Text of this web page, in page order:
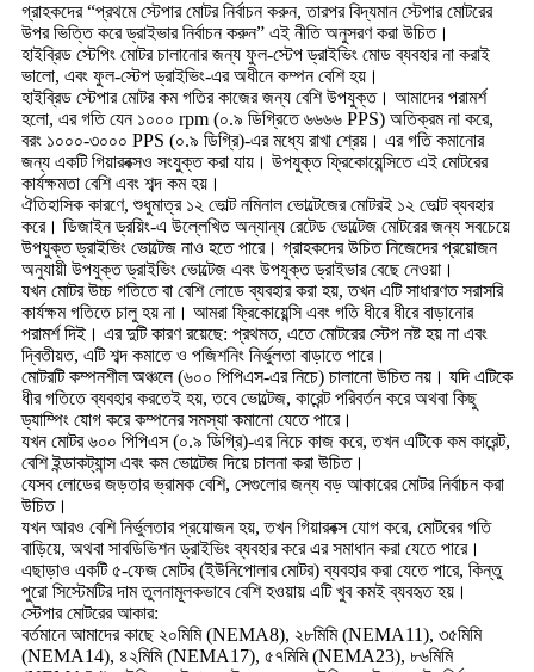
গ্রাহকদের “প্রথমে স্টেপার মোটর নির্বাচন করুন, তারপর বিদ্যমান স্টেপার মোটরের
উপর ভিত্তি করে ড্রাইভার নির্বাচন করুন” এই নীতি অনুসরণ করা উচিত।
হাইব্রিড স্টেপিং মোটর চালানোর জন্য ফুল-স্টেপ ড্রাইভিং মোড ব্যবহার না করাই
ভালো, এবং ফুল-স্টেপ ড্রাইভিং-এর অধীনে কম্পন বেশি হয়।
হাইব্রিড স্টেপার মোটর কম গতির কাজের জন্য বেশি উপযুক্ত। আমাদের পরামর্শ
হলো, এর গতি যেন ১০০০ rpm (০.৯ ডিগ্রিতে ৬৬৬৬ PPS) অতিক্রম না করে,
বরং ১০০০-৩০০০ PPS (০.৯ ডিগ্রি)-এর মধ্যে রাখা শ্রেয়। এর গতি কমানোর
জন্য একটি গিয়ারবক্সও সংযুক্ত করা যায়। উপযুক্ত ফ্রিকোয়েন্সিতে এই মোটরের
কার্যক্ষমতা বেশি এবং শব্দ কম হয়।
ঐতিহাসিক কারণে, শুধুমাত্র ১২ ভোল্ট নমিনাল ভোল্টেজের মোটরই ১২ ভোল্ট ব্যবহার
করে। ডিজাইন ড্রয়িং-এ উল্লেখিত অন্যান্য রেটেড ভোল্টেজ মোটরের জন্য সবচেয়ে
উপযুক্ত ড্রাইভিং ভোল্টেজ নাও হতে পারে। গ্রাহকদের উচিত নিজেদের প্রয়োজন
অনুযায়ী উপযুক্ত ড্রাইভিং ভোল্টেজ এবং উপযুক্ত ড্রাইভার বেছে নেওয়া।
যখন মোটর উচ্চ গতিতে বা বেশি লোডে ব্যবহার করা হয়, তখন এটি সাধারণত সরাসরি
কার্যক্ষম গতিতে চালু হয় না। আমরা ফ্রিকোয়েন্সি এবং গতি ধীরে ধীরে বাড়ানোর
পরামর্শ দিই। এর দুটি কারণ রয়েছে: প্রথমত, এতে মোটরের স্টেপ নষ্ট হয় না এবং
দ্বিতীয়ত, এটি শব্দ কমাতে ও পজিশনিং নির্ভুলতা বাড়াতে পারে।
মোটরটি কম্পনশীল অঞ্চলে (৬০০ পিপিএস-এর নিচে) চালানো উচিত নয়। যদি এটিকে
ধীর গতিতে ব্যবহার করতেই হয়, তবে ভোল্টেজ, কারেন্ট পরিবর্তন করে অথবা কিছু
ড্যাম্পিং যোগ করে কম্পনের সমস্যা কমানো যেতে পারে।
যখন মোটর ৬০০ পিপিএস (০.৯ ডিগ্রি)-এর নিচে কাজ করে, তখন এটিকে কম কারেন্ট,
বেশি ইন্ডাকট্যান্স এবং কম ভোল্টেজ দিয়ে চালনা করা উচিত।
যেসব লোডের জড়তার ভ্রামক বেশি, সেগুলোর জন্য বড় আকারের মোটর নির্বাচন করা
উচিত।
যখন আরও বেশি নির্ভুলতার প্রয়োজন হয়, তখন গিয়ারবক্স যোগ করে, মোটরের গতি
বাড়িয়ে, অথবা সাবডিভিশন ড্রাইভিং ব্যবহার করে এর সমাধান করা যেতে পারে।
এছাড়াও একটি ৫-ফেজ মোটর (ইউনিপোলার মোটর) ব্যবহার করা যেতে পারে, কিন্তু
পুরো সিস্টেমটির দাম তুলনামূলকভাবে বেশি হওয়ায় এটি খুব কমই ব্যবহৃত হয়।
স্টেপার মোটরের আকার:
বর্তমানে আমাদের কাছে ২০মিমি (NEMA8), ২৮মিমি (NEMA11), ৩৫মিমি
(NEMA14), ৪২মিমি (NEMA17), ৫৭মিমি (NEMA23), ৮৬মিমি